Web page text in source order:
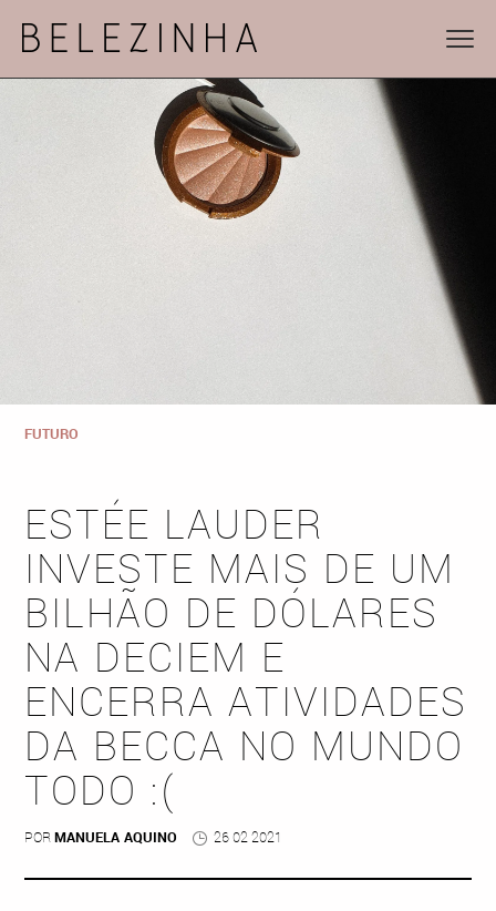
FUTURO
ESTÉE LAUDER
INVESTE MAIS DE UM
BILHÃO DE DÓLARES
NA DECIEM E
ENCERRA ATIVIDADES
DA BECCA NO MUNDO
TODO :(
PORMANUELA AQUINO 26 02 2021